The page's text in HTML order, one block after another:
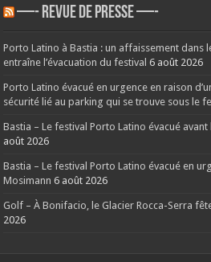
—- REVUE DE PRESSE —-
Porto Latino à Bastia : un affaissement dans
entraîne l’évacuation du festival 6 août 2026
Porto Latino évacué en urgence en raison
sécurité lié au parking qui se trouve sous le
Bastia – Le festival Porto Latino évacué
août 2026
Bastia – Le festival Porto Latino évacué en
Mosimann 6 août 2026
Golf – À Bonifacio, le Glacier Rocca-Serra
2026